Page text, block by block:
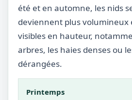
été et en automne, les nids
deviennent plus volumineux
visibles en hauteur,
arbres, les haies denses ou
dérangées.
Printemps